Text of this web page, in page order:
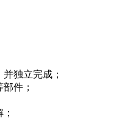
独立完成；
件；